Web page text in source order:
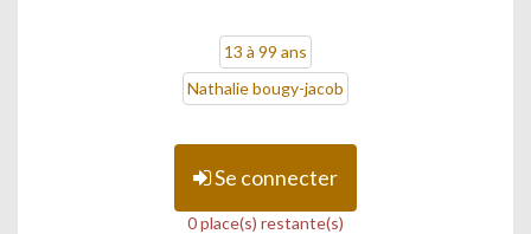
13 à 99 ans
Nathalie bougy-jacob
Se connecter
0 place(s) restante(s)